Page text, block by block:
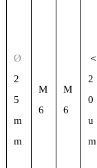
Ø
2
5
m
m
M
6
M
6
＜
2
0
u
m